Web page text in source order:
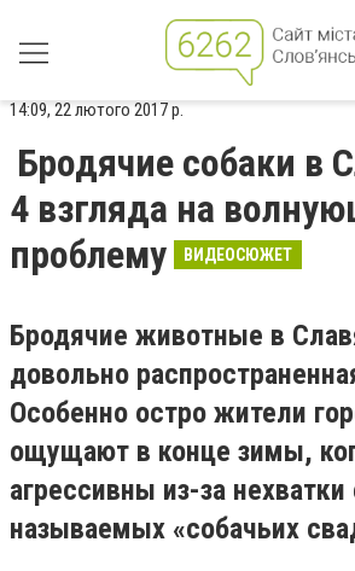
14:09, 22 лютого 2017 р.
Бродячие собаки в
4 взгляда на
проблему
ВИДЕОСЮЖЕТ
Бродячие животные в
довольно
Особенно остро жители
ощущают в конце зимы,
агрессивны из-за
называемых «собачьих